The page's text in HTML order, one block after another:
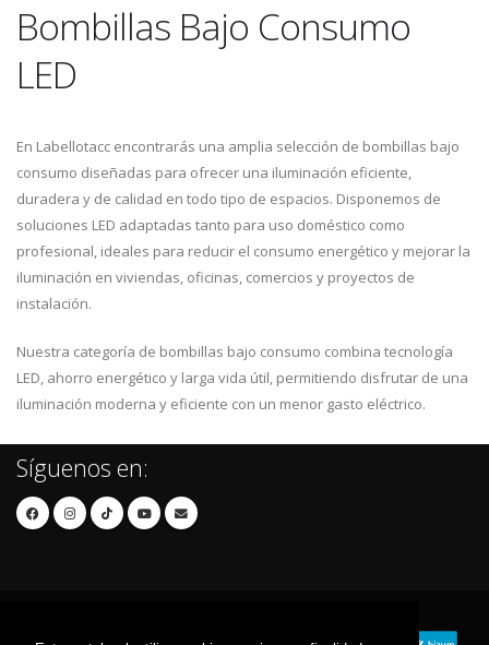
Bombillas Bajo Consumo
LED
En Labellotacc encontrarás una amplia selección de bombillas bajo
consumo diseñadas para ofrecer una iluminación eficiente,
duradera y de calidad en todo tipo de espacios. Disponemos de
soluciones LED adaptadas tanto para uso doméstico como
profesional, ideales para reducir el consumo energético y mejorar la
iluminación en viviendas, oficinas, comercios y proyectos de
instalación.
Nuestra categoría de bombillas bajo consumo combina tecnología
LED, ahorro energético y larga vida útil, permitiendo disfrutar de una
iluminación moderna y eficiente con un menor gasto eléctrico.
Síguenos en: